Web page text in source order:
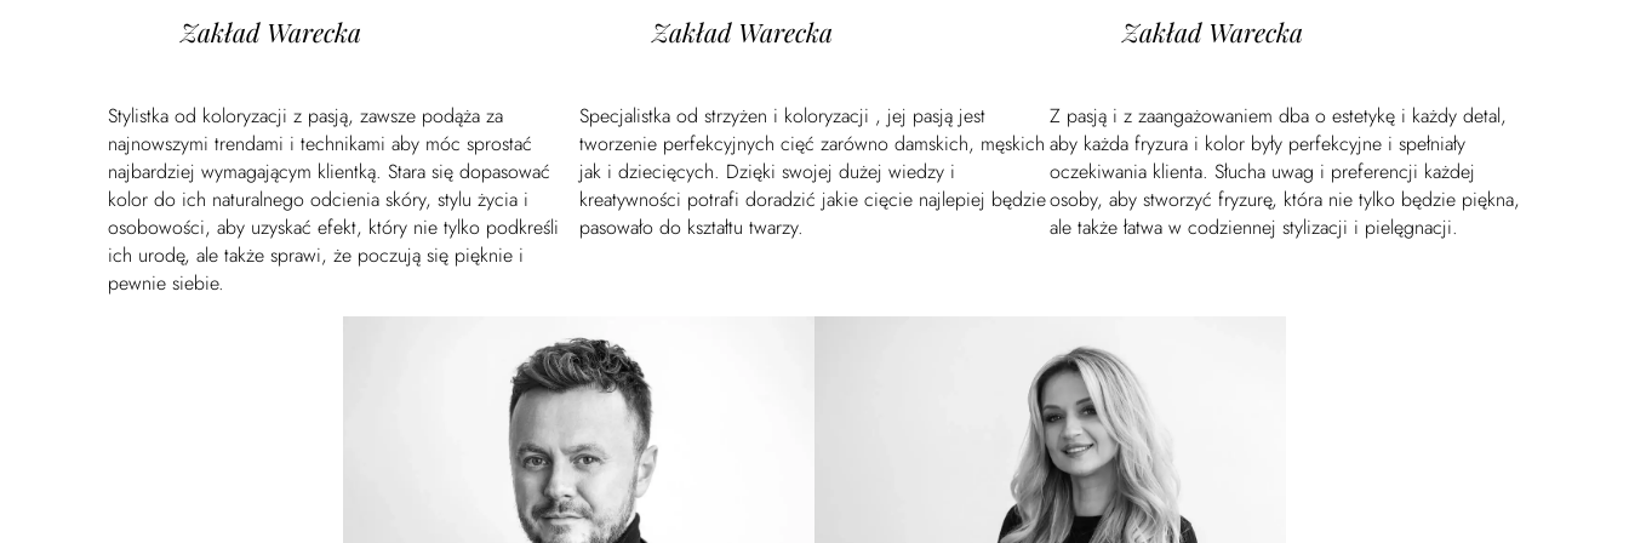
Zakład Warecka
Stylistka od koloryzacji z pasją, zawsze podąża za
najnowszymi trendami i technikami aby móc sprostać
najbardziej wymagającym klientką. Stara się dopasować
kolor do ich naturalnego odcienia skóry, stylu życia i
osobowości, aby uzyskać efekt, który nie tylko podkreśli
ich urodę, ale także sprawi, że poczują się pięknie i
pewnie siebie.
Zakład Warecka
Specjalistka od strzyżen i koloryzacji , jej pasją jest
tworzenie perfekcyjnych cięć zarówno damskich, męskich
jak i dziecięcych. Dzięki swojej dużej wiedzy i
kreatywności potrafi doradzić jakie cięcie najlepiej będzie
pasowało do kształtu twarzy.
Zakład Warecka
Z pasją i z zaangażowaniem dba o estetykę i każdy detal,
aby każda fryzura i kolor były perfekcyjne i spełniały
oczekiwania klienta. Słucha uwag i preferencji każdej
osoby, aby stworzyć fryzurę, która nie tylko będzie piękna,
ale także łatwa w codziennej stylizacji i pielęgnacji.